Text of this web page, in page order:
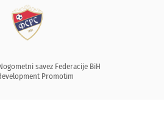
savez Federacije BiH
Promotim